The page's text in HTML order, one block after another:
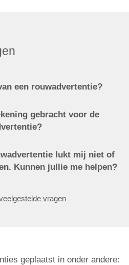
een rouwadvertentie?
gebracht voor de
lukt mij niet of
Kunnen jullie me helpen?
vragen
geplaatst in onder andere: